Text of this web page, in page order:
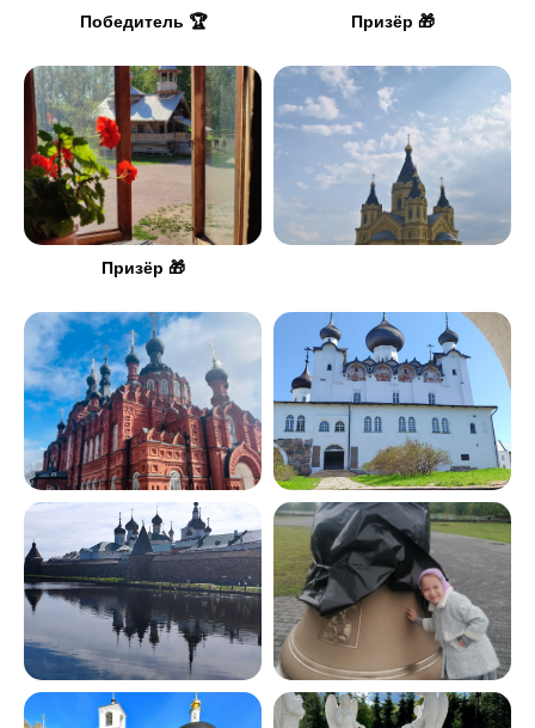
Победитель 🏆 Призёр 🎁
Призёр 🎁